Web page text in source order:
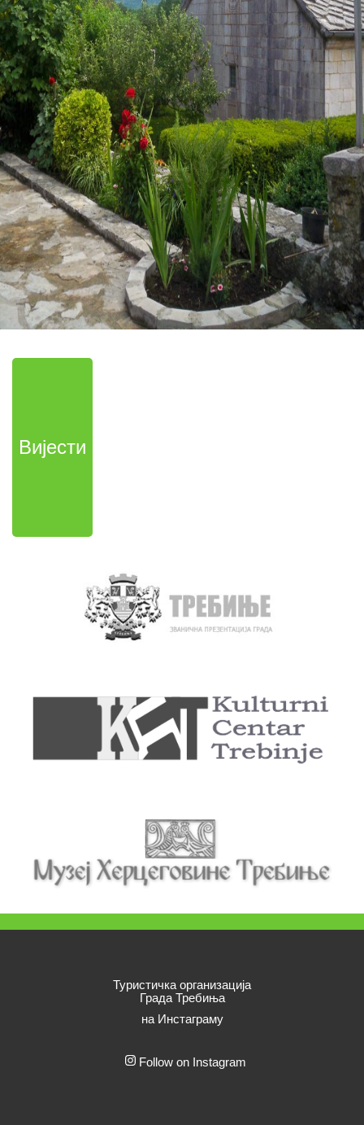
Вијести
Туристичка организација
Града Требиња
на Инстаграму
Follow on Instagram